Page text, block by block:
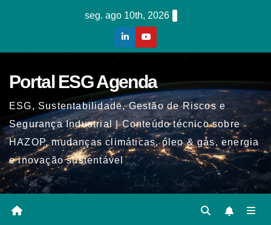
seg. ago 10th, 2026
Portal ESG Agenda
ESG, Sustentabilidade, Gestão de Riscos e
Segurança Industrial | Conteúdo técnico sobre
HAZOP, mudanças climáticas, óleo & gás, energia
e inovação sustentável